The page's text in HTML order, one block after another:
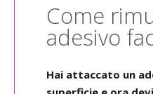
Come
adesivo
Hai attaccato un